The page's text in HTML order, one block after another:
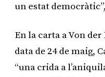
un estat
En la carta a Von
data de 24 de maig,
“una crida a